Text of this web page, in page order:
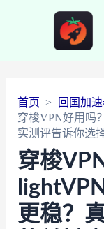
首页
回国加
穿梭VPN好用吗
实测评告诉你选
穿梭
更稳？